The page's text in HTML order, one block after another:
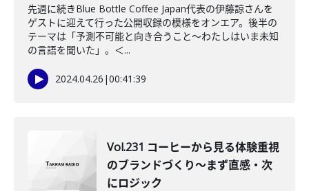
先週に続きBlue Bottle Coffee Japan代表の伊藤諒さんを
ゲストに迎えて行った公開収録の模様をオンエア。後半の
テーマは「予測不可能と向き合うこと〜わたしはいま未知
の言語を聞いた」。＜...
2024.04.26 |00:41:39
Vol.231 コーヒーから見る体験重視
のブランドづくり〜まず直感・次
にロジック